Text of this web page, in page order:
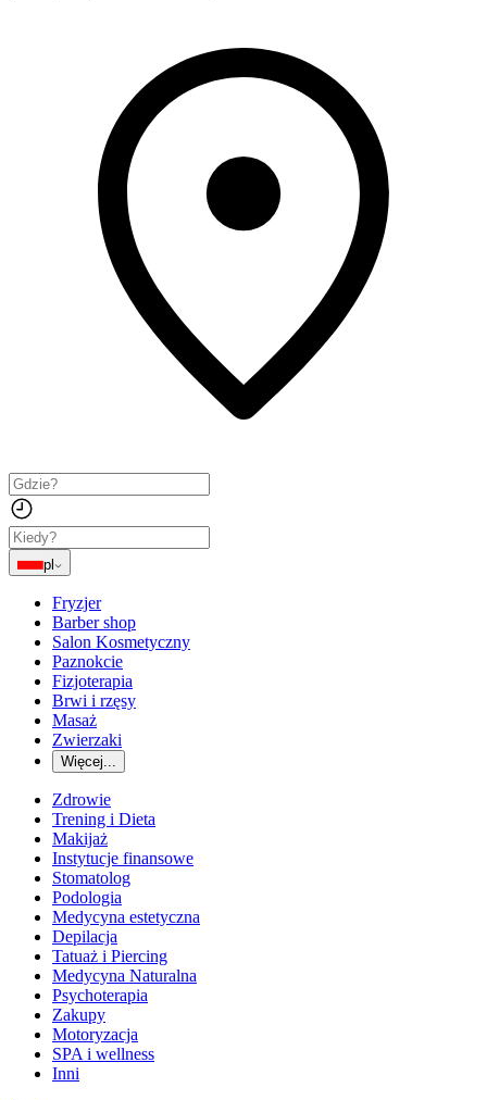
pl
Fryzjer
Barber shop
Salon Kosmetyczny
Paznokcie
Fizjoterapia
Brwi i rzęsy
Masaż
Zwierzaki
Więcej...
Zdrowie
Trening i Dieta
Makijaż
Instytucje finansowe
Stomatolog
Podologia
Medycyna estetyczna
Depilacja
Tatuaż i Piercing
Medycyna Naturalna
Psychoterapia
Zakupy
Motoryzacja
SPA i wellness
Inni